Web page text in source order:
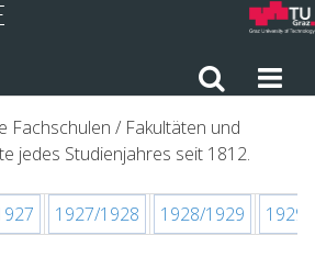
Fachschulen / Fakultäten und
jedes Studienjahres seit 1812.
1927/1928 1928/1929